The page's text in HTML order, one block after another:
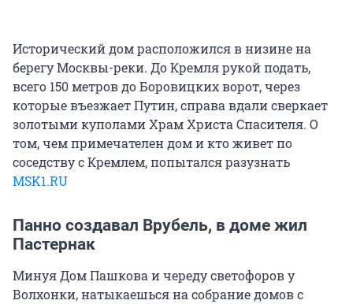
Исторический дом расположился в низине на
берегу Москвы-реки. До Кремля рукой подать,
всего 150 метров до Боровицких ворот, через
которые въезжает Путин, справа вдали сверкает
золотыми куполами Храм Христа Спасителя. О
том, чем примечателен дом и кто живет по
соседству с Кремлем, попытался разузнать
MSK1.RU
Панно создавал Врубель, в доме жил
Пастернак
Минуя Дом Пашкова и череду светофоров у
Волхонки, натыкаешься на собрание домов с